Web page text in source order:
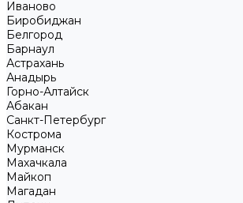
Иваново
Биробиджан
Белгород
Барнаул
Астрахань
Анадырь
Горно-Алтайск
Абакан
Санкт-Петербург
Кострома
Мурманск
Махачкала
Майкоп
Магадан